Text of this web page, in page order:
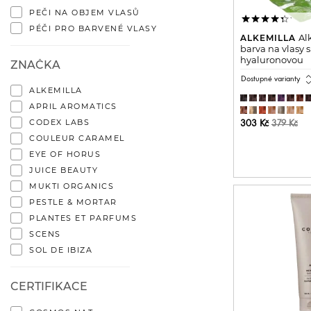
PEČI NA OBJEM VLASŮ
PÉČI PRO BARVENÉ VLASY
ZNAČKA
ALKEMILLA
APRIL AROMATICS
CODEX LABS
COULEUR CARAMEL
EYE OF HORUS
JUICE BEAUTY
MUKTI ORGANICS
PESTLE & MORTAR
PLANTES ET PARFUMS
SCENS
SOL DE IBIZA
CERTIFIKACE
ALKEMILLA
barva na vlasy
hyaluronovou
Dostupné varianty expand_all
303 Kč379 Kč